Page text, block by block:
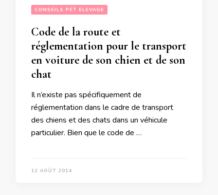
CONSEILS PET ELEVAGE
Code de la route et
réglementation pour le transport
en voiture de son chien et de son
chat
Il n’existe pas spécifiquement de
réglementation dans le cadre de transport
des chiens et des chats dans un véhicule
particulier. Bien que le code de …
12 AOÛT 2014